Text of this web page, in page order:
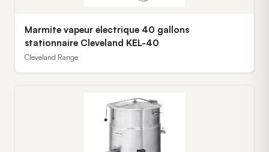
Marmite vapeur électrique 40 gallons
stationnaire Cleveland KEL-40
Cleveland Range